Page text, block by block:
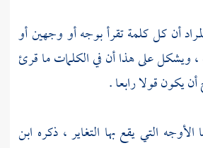
أن كل كلمة تقرأ بوجه أو وجهين أو
، ويشكل على هذا أن في الكلمات ما قرئ
يكون قولا رابعا .
التي يقع بها التغاير ، ذكره ابن